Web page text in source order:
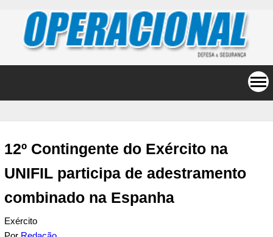
12º Contingente do Exército na
UNIFIL participa de adestramento
combinado na Espanha
Exército